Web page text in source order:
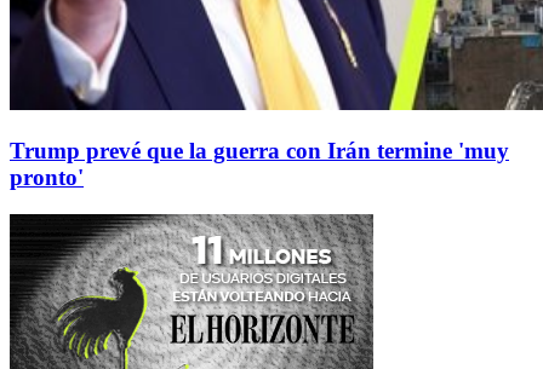
Trump prevé que la guerra con Irán termine 'muy
pronto'